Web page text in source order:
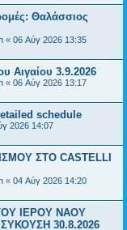
Θαλάσσιος
« 06 Αύγ 2026 13:35
Αιγαίου 3.9.2026
« 06 Αύγ 2026 13:17
schedule
2026 14:07
ΣΤΟ CASTELLI
« 04 Αύγ 2026 14:20
ΙΕΡΟΥ ΝΑΟΥ
30.8.2026